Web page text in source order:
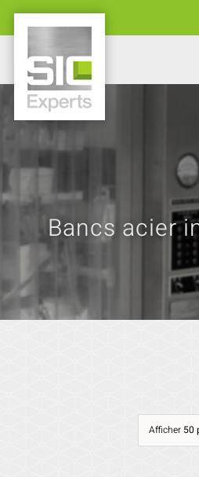
Passer
au
contenu
Bancs acier
Afficher 50